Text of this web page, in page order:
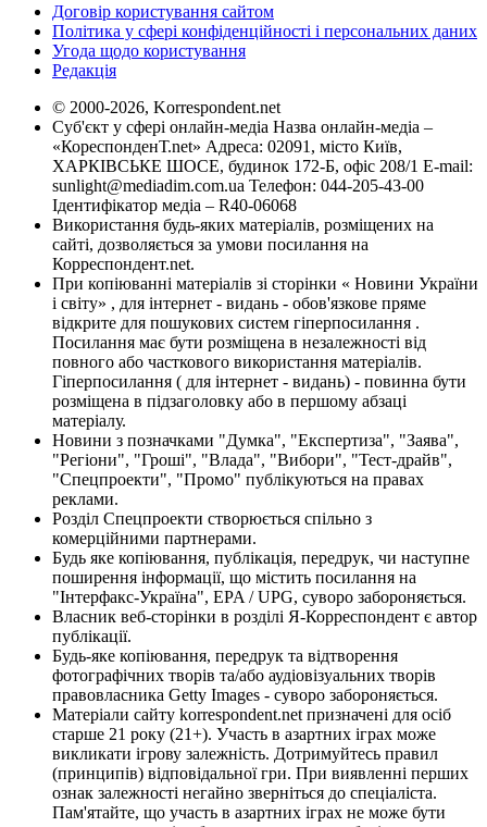
Договір користування сайтом
Політика у сфері конфіденційності і персональних даних
Угода щодо користування
Редакція
© 2000-2026, Korrespondent.net
Суб'єкт у сфері онлайн-медіа Назва онлайн-медіа –
«КореспонденТ.net» Адреса: 02091, місто Київ,
ХАРКІВСЬКЕ ШОСЕ, будинок 172-Б, офіс 208/1 E-mail:
sunlight@mediadim.com.ua Телефон: 044-205-43-00
Ідентифікатор медіа – R40-06068
Використання будь-яких матеріалів, розміщених на
сайті, дозволяється за умови посилання на
Корреспондент.net.
При копіюванні матеріалів зі сторінки « Новини України
і світу» , для інтернет - видань - обов'язкове пряме
відкрите для пошукових систем гіперпосилання .
Посилання має бути розміщена в незалежності від
повного або часткового використання матеріалів.
Гіперпосилання ( для інтернет - видань) - повинна бути
розміщена в підзаголовку або в першому абзаці
матеріалу.
Новини з позначками "Думка", "Експертиза", "Заява",
"Регіони", "Гроші", "Влада", "Вибори", "Тест-драйв",
"Спецпроекти", "Промо" публікуються на правах
реклами.
Розділ Спецпроекти створюється спільно з
комерційними партнерами.
Будь яке копіювання, публікація, передрук, чи наступне
поширення інформації, що містить посилання на
"Інтерфакс-Україна", EPA / UPG, суворо забороняється.
Власник веб-сторінки в розділі Я-Корреспондент є автор
публікації.
Будь-яке копіювання, передрук та відтворення
фотографічних творів та/або аудіовізуальних творів
правовласника Getty Images - суворо забороняється.
Матеріали сайту korrespondent.net призначені для осіб
старше 21 року (21+). Участь в азартних іграх може
викликати ігрову залежність. Дотримуйтесь правил
(принципів) відповідальної гри. При виявленні перших
ознак залежності негайно зверніться до спеціаліста.
Пам'ятайте, що участь в азартних іграх не може бути